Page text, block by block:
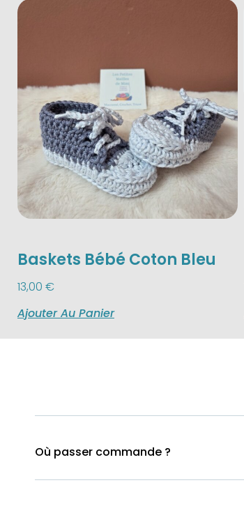
Baskets Bébé Coton Bleu
13,00 €
Ajouter Au Panier
Où passer commande ?